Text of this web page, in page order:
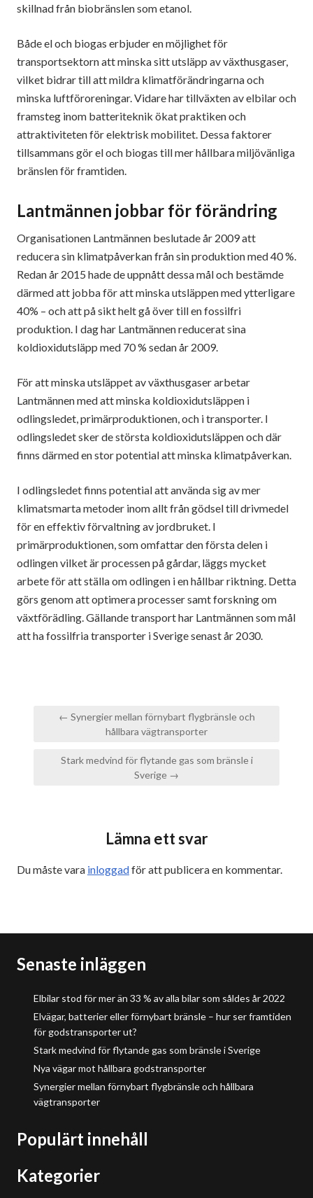
skillnad från biobränslen som etanol.
Både el och biogas erbjuder en möjlighet för
transportsektorn att minska sitt utsläpp av växthusgaser,
vilket bidrar till att mildra klimatförändringarna och
minska luftföroreningar. Vidare har tillväxten av elbilar och
framsteg inom batteriteknik ökat praktiken och
attraktiviteten för elektrisk mobilitet. Dessa faktorer
tillsammans gör el och biogas till mer hållbara miljövänliga
bränslen för framtiden.
Lantmännen jobbar för förändring
Organisationen Lantmännen beslutade år 2009 att
reducera sin klimatpåverkan från sin produktion med 40 %.
Redan år 2015 hade de uppnått dessa mål och bestämde
därmed att jobba för att minska utsläppen med ytterligare
40% – och att på sikt helt gå över till en fossilfri
produktion. I dag har Lantmännen reducerat sina
koldioxidutsläpp med 70 % sedan år 2009.
För att minska utsläppet av växthusgaser arbetar
Lantmännen med att minska koldioxidutsläppen i
odlingsledet, primärproduktionen, och i transporter. I
odlingsledet sker de största koldioxidutsläppen och där
finns därmed en stor potential att minska klimatpåverkan.
I odlingsledet finns potential att använda sig av mer
klimatsmarta metoder inom allt från gödsel till drivmedel
för en effektiv förvaltning av jordbruket. I
primärproduktionen, som omfattar den första delen i
odlingen vilket är processen på gårdar, läggs mycket
arbete för att ställa om odlingen i en hållbar riktning. Detta
görs genom att optimera processer samt forskning om
växtförädling. Gällande transport har Lantmännen som mål
att ha fossilfria transporter i Sverige senast år 2030.
Inläggsnavigering
← Synergier mellan förnybart flygbränsle och
hållbara vägtransporter
Stark medvind för flytande gas som bränsle i
Sverige →
Lämna ett svar
Du måste vara inloggadför att publicera en kommentar.
Senaste inläggen
Elbilar stod för mer än 33 % av alla bilar som såldes år 2022
Elvägar, batterier eller förnybart bränsle – hur ser framtiden
för godstransporter ut?
Stark medvind för flytande gas som bränsle i Sverige
Nya vägar mot hållbara godstransporter
Synergier mellan förnybart flygbränsle och hållbara
vägtransporter
Populärt innehåll
Kategorier